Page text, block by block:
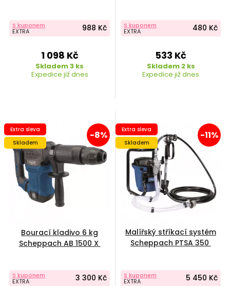
S kuponem
EXTRA 988 Kč
1 098 Kč
Skladem 3 ks
Expedice již dnes
S kuponem
EXTRA 480 Kč
533 Kč
Skladem 2 ks
Expedice již dnes
-8%
Extra sleva
Skladem
Bourací kladivo 6 kg
Scheppach AB 1500 X
S kuponem
EXTRA 3 300 Kč
-11%
Extra sleva
Skladem
Malířský stříkací systém
Scheppach PTSA 350
S kuponem
EXTRA 5 450 Kč